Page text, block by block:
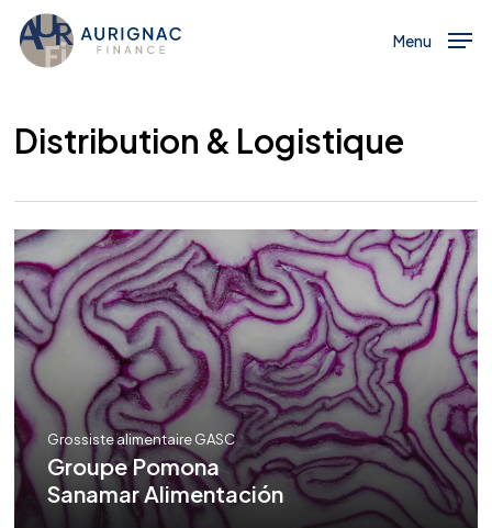
main
Menu
Distribution & Logistique
Grossiste alimentaire GASC
Groupe Pomona
Sanamar Alimentación